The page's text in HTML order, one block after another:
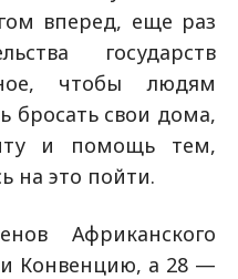
вперед, еще раз
государств
чтобы людям
бросать свои дома,
и помощь тем,
на это пойти.
Африканского
Конвенцию, а 28 —